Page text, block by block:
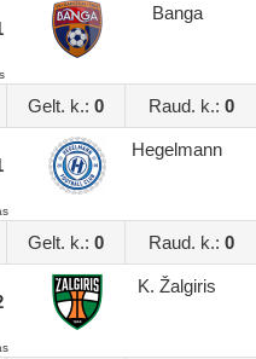
Banga
Gelt. k.: 0 Raud. k.: 0
Hegelmann
Gelt. k.: 0 Raud. k.: 0
K. Žalgiris